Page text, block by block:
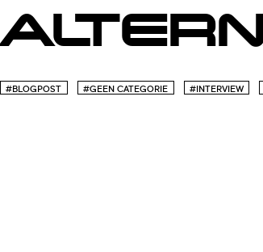
#BLOGPOST #GEEN CATEGORIE #INTERVIEW